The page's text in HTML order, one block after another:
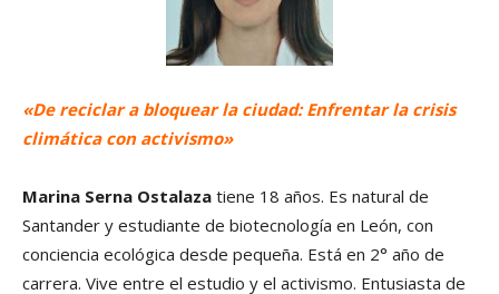
«Dereciclar a bloquear la ciudad: Enfrentar la crisis
climática con activismo»
Marina Serna Ostalaza tiene 18 años. Es natural de
Santander y estudiante de biotecnología en León, con
conciencia ecológica desde pequeña. Está en 2° año de
carrera. Vive entre el estudio y el activismo. Entusiasta de